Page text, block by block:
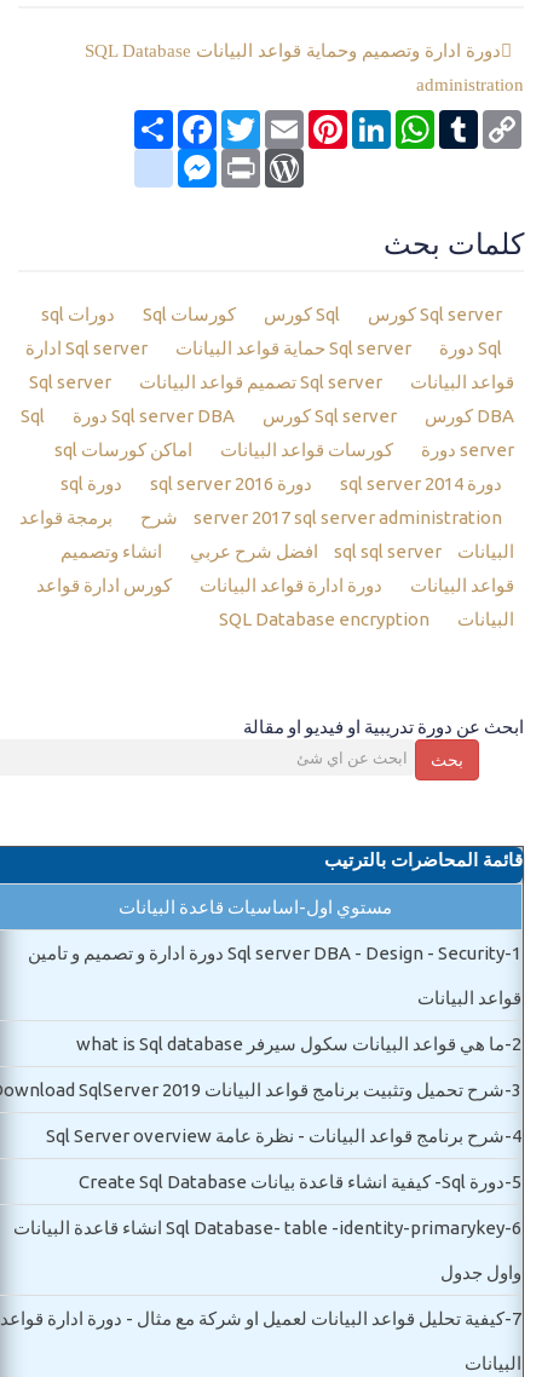
دورة ادارة وتصميم وحماية قواعد البيانات SQL Database
administration
انشر
FacebookTwitterEmail
PinterestLinkedIn
WhatsAppTumblr Copy
Link
google_bookmarksMessenger Print
WordPress
كلمات بحث
Sql server كورس كورسات Sql
دورات sql
Sql دورة
Sql server حماية قواعد البيانات
Sql server ادارة
قواعد البيانات
Sql server تصميم قواعد البيانات
Sql server
DBA كورس
Sql server كورس Sql server DBA دورة
Sql
server دورة
كورسات قواعد البيانات
اماكن كورسات sql
دورة sql server 2014
دورة sql server 2016
دورة sql
server 2017sql server administration شرح
برمجة قواعد
البيانات sql
sql server افضل شرح عربي
انشاء وتصميم
قواعد البيانات
دورة ادارة قواعد البيانات
كورس ادارة قواعد
البيانات
ابحث عن دورة تدريبية او فيديو او مقالة
بحث
قائمة المحاضرات بالترتيب
مستوي اول-اساسيات قاعدة البيانات
1- Sql server DBA - Design - Security دورة ادارة و تصميم و تامين
قواعد البيانات
2- ما هي قواعد البيانات سكول سيرفر what is Sql database
3- شرح تحميل وتثبيت برنامج قواعد البيانات Download SqlServer 2019
4- شرح برنامج قواعد البيانات - نظرة عامة Sql Server overview
5- دورة Sql- كيفية انشاء قاعدة بيانات Create Sql Database
6- Sql Database- table -identity-primarykey انشاء قاعدة البيانات
واول جدول
7- كيفية تحليل قواعد البيانات لعميل او شركة مع مثال - دورة ادارة قواعد
البيانات